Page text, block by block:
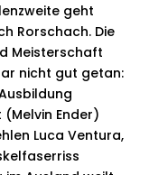
geht
Rorschach. Die
Meisterschaft
nicht gut getan:
Ender)
Luca Ventura,